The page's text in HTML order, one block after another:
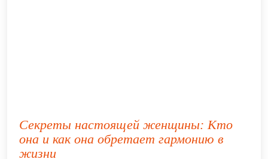
Секреты настоящей женщины: Кто
она и как она обретает гармонию в
жизни